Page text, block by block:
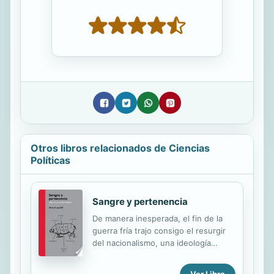
Otros libros relacionados de Ciencias
Políticas
Sangre y pertenencia
De manera inesperada, el fin de la
guerra fría trajo consigo el resurgir
del nacionalismo, una ideología
Para poder vivir de cerca este